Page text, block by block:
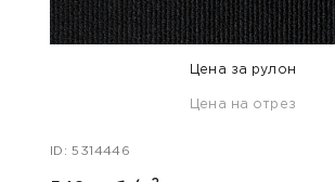
Цена за рулон
Цена на отрез
ID: 5314446